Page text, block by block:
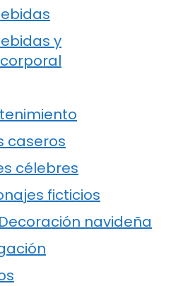
y
caseros
célebres
ficticios
navideña